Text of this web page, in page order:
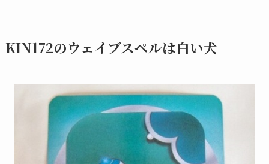
KIN172のウェイブスペルは白い犬